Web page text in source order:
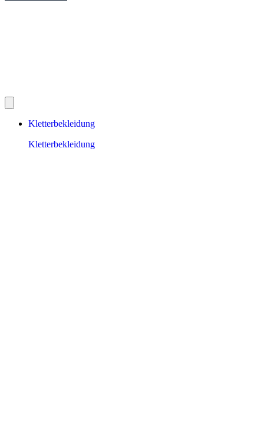
Kletterbekleidung
Kletterbekleidung